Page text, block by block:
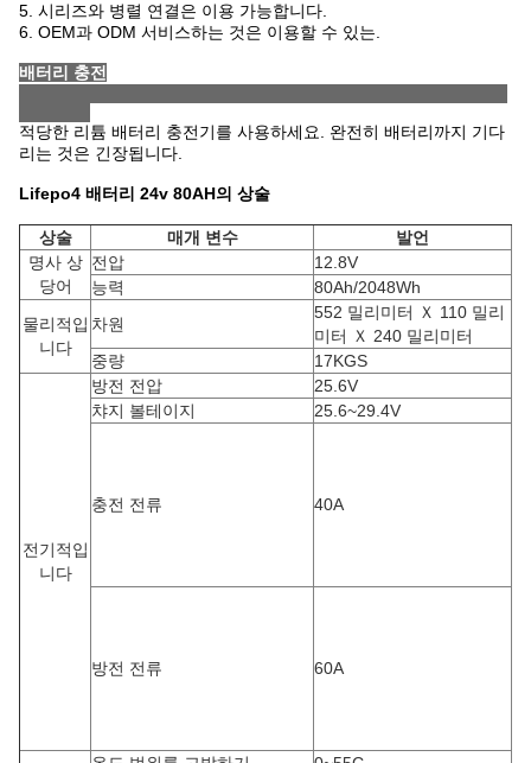
5. 시리즈와 병렬 연결은 이용 가능합니다.
6. OEM과 ODM 서비스하는 것은 이용할 수 있는.
배터리 충전
적당한 리튬 배터리 충전기를 사용하세요. 완전히 배터리까지 기다
리는 것은 긴장됩니다.
Lifepo4 배터리 24v 80AH의 상술
상술 매개 변수
발언
명사 상
당어
전압
12.8V
능력
80Ah/2048Wh
물리적입
니다
차원
552 밀리미터 Ｘ 110 밀리
미터 Ｘ 240 밀리미터
중량
17KGS
전기적입
니다
방전 전압
25.6V
챠지 볼테이지
25.6~29.4V
충전 전류 40A
방전 전류 60A